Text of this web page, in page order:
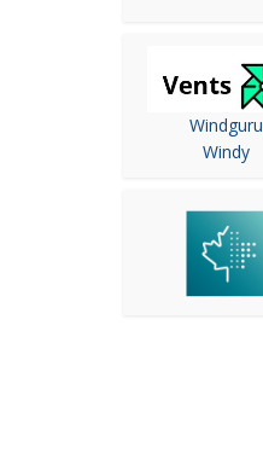
Windguru
Windy